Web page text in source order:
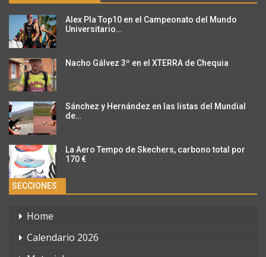
Alex Pla Top10 en el Campeonato del Mundo
Universitario…
Nacho Gálvez 3º en el XTERRA de Chequia
Sánchez y Hernández en las listas del Mundial
de…
La Aero Tempo de Skechers, carbono total por
170 €
SECCIONES
Home
Calendario 2026